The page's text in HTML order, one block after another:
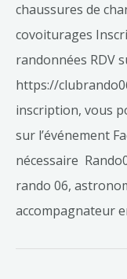
chaussures de
covoiturages
randonnées RDV
https://
inscription, vous
sur l’événement
nécessaire
rando 06,
accompagnateur